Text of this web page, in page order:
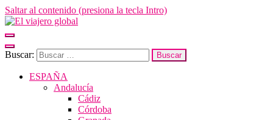
Saltar al contenido (presiona la tecla Intro)
forma sensorial, desde su música hasta su arquitectura o sus sabores
Buscar:
ESPAÑA
Andalucía
Cádiz
Córdoba